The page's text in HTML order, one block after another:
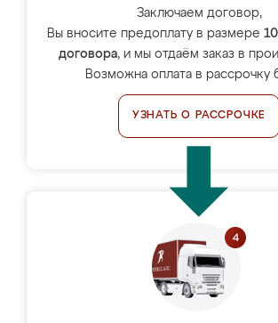
Заключаем договор,
Вы вносите предоплату в размере
договора, и мы отдаём заказ в
Возможна оплата в рассрочку
УЗНАТЬ О РАССРОЧКЕ